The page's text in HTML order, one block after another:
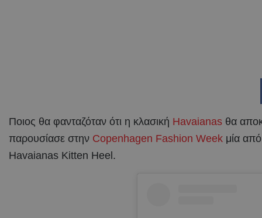
Ποιος θα φανταζόταν ότι η κλασική Havaianas θα
παρουσίασε στην Copenhagen Fashion Week μία
Havaianas Kitten Heel.